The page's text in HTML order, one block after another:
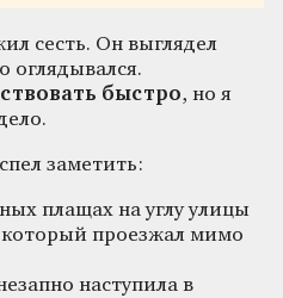
сесть. Он выглядел
оглядывался.
быстро, но я
заметить:
плащах на углу улицы
проезжал мимо
наступила в